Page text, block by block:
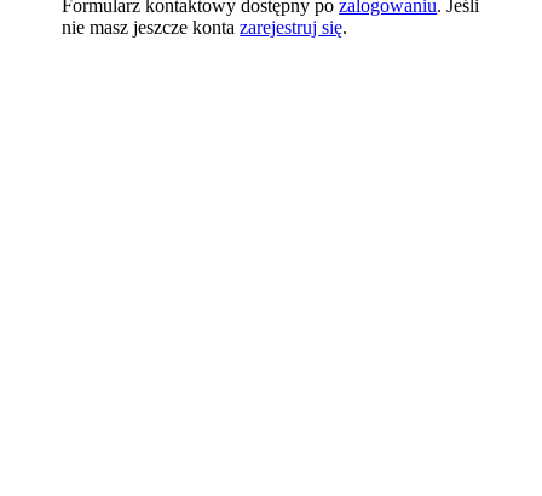
Formularz kontaktowy dostępny pozalogowaniu. Jeśli
nie masz jeszcze kontazarejestruj się.